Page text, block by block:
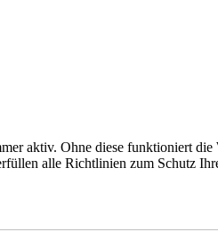
aktiv. Ohne diese funktioniert die
alle Richtlinien zum Schutz